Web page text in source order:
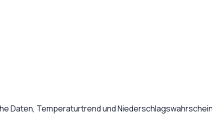
Daten, Temperaturtrend und